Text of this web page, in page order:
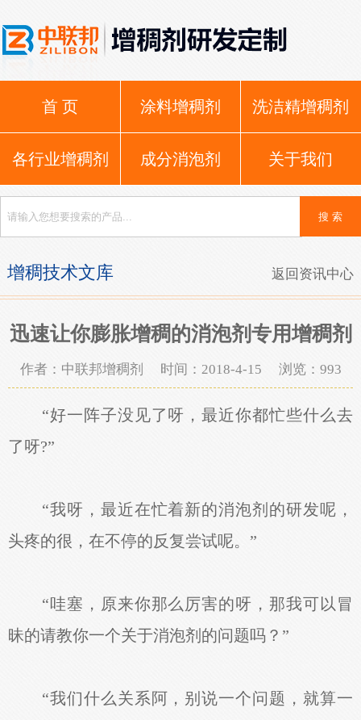
首 页 涂料增稠剂 洗洁精增稠剂
各行业增稠剂 成分消泡剂 关于我们
增稠技术文库 返回资讯中心
迅速让你膨胀增稠的消泡剂专用增稠剂
作者：中联邦增稠剂 时间：2018-4-15 浏览： 993
“好一阵子没见了呀，最近你都忙些什么去
了呀?”
“我呀，最近在忙着新的消泡剂的研发呢，
头疼的很，在不停的反复尝试呢。”
“哇塞，原来你那么厉害的呀，那我可以冒
昧的请教你一个关于消泡剂的问题吗？”
“我们什么关系阿，别说一个问题，就算一